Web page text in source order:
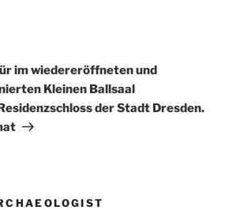
im wiedereröffneten und
Kleinen Ballsaal
der Stadt Dresden.